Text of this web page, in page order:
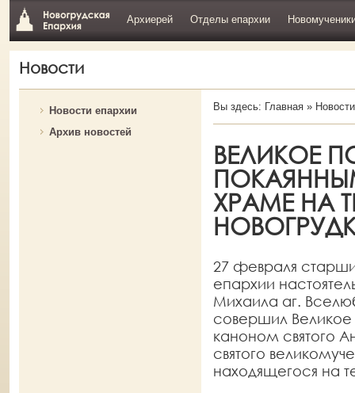
Архиерей Отделы епархии
Новости
Новости епархии
Архив новостей
Вы здесь: Главная» Новости
ВЕЛИКОЕ
ХРАМЕ НА
27 февраля
епархии
Михаила аг.
совершил
каноном святого
святого
находящегося на